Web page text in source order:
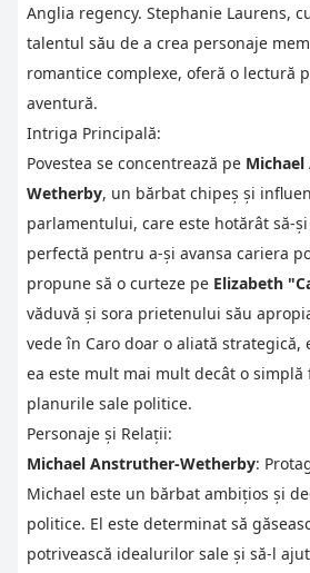
Anglia regency. Stephanie Laurens,
talentul său de a crea personaje
romantice complexe, oferă o lectură
aventură.
Intriga Principală:
Povestea se concentrează pe
Wetherby, un bărbat chipeș și
parlamentului, care este hotărât să-
perfectă pentru a-și avansa cariera
propune să o curteze pe Elizabeth
văduvă și sora prietenului său
vede în Caro doar o aliată strategică,
ea este mult mai mult decât o
planurile sale politice.
Personaje și Relații:
Michael Anstruther-Wetherby:
Michael este un bărbat ambițios și
politice. El este determinat să
potrivească idealurilor sale și să-l